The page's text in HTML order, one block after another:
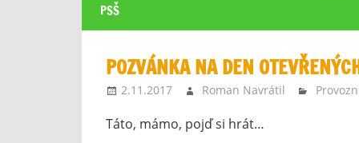
PSŠ
POZVÁNKA NA DEN
2.11.2017 Roman Navrátil
Táto, mámo, pojď si hrát…